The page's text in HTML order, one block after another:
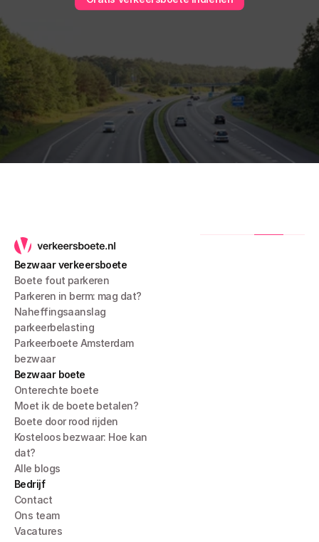
Bezwaar verkeersboete
Boete fout parkeren
Parkeren in berm: mag dat?
Naheffingsaanslag
parkeerbelasting
Parkeerboete Amsterdam
bezwaar
Bezwaar boete
Onterechte boete
Moet ik de boete betalen?
Boete door rood rijden
Kosteloos bezwaar: Hoe kan
dat?
Alle blogs
Bedrijf
Contact
Ons team
Vacatures